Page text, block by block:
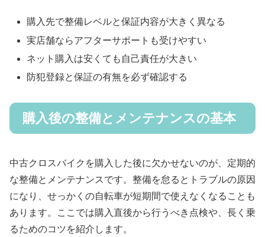
購入先で整備レベルと保証内容が大きく異なる
実店舗ならアフターサポートも受けやすい
ネット購入は安くても自己責任が大きい
防犯登録と保証の有無を必ず確認する
購入後の整備とメンテナンスの基本
中古クロスバイクを購入した後に欠かせないのが、定期的
な整備とメンテナンスです。整備を怠るとトラブルの原因
になり、せっかくの自転車が短期間で使えなくなることも
あります。ここでは購入直後から行うべき点検や、長く乗
るためのコツを紹介します。